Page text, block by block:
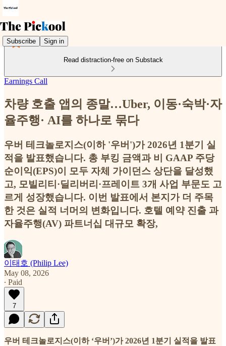
Subscribe Sign in
Read distraction-free on Substack
Earnings Call
차량 호출 앱의 종말…Uber, 이동·숙박·자
율주행· AI를 하나로 묶다
우버 테크놀로지스(이하 '우버')가 2026년 1분기 실
적을 발표했습니다. 총 부킹 금액과 비 GAAP 주당
순이익(EPS)이 모두 자체 가이던스 상단을 달성했
고, 모빌리티·딜리버리·프레이트 3개 사업 부문도 고
르게 성장했습니다. 이번 발표에서 본지가 더 주목
한 것은 실적 너머의 변화입니다. 호텔 예약 진출 과
자율주행(AV) 파트너십 대규모 확장,
이태호 (Philip Lee)
May 08, 2026
∙ Paid
7
우버 테크놀로지스(이하 ‘우버’)가 2026년 1분기 실적을 발표